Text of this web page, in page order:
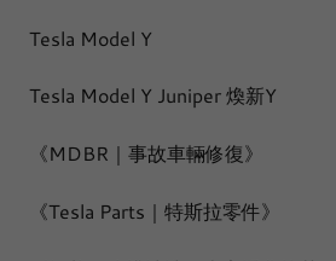
Tesla Model Y
Tesla Model Y Juniper 煥新Y
《MDBR｜事故車輛修復》
《Tesla Parts｜特斯拉零件》